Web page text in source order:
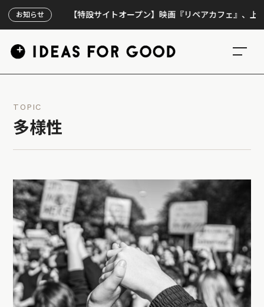
お知らせ【特設サイトオープン】映画『リペアカフェ』、上映300回
TOPIC
多様性